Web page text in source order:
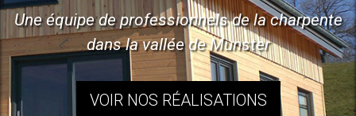
Une équipe de professionnels de la charpente
dans la vallée de Munster
VOIR NOS RÉALISATIONS